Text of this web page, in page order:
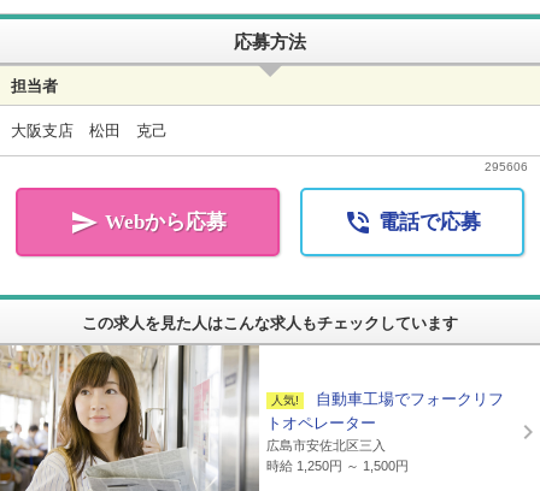
応募方法
担当者
大阪支店 松田 克己
295606
 Webから応募  電話で応募
この求人を見た人はこんな求人もチェックしています
自動車工場でフォークリフ
トオペレーター
広島市安佐北区三入
時給 1,250円 ～ 1,500円